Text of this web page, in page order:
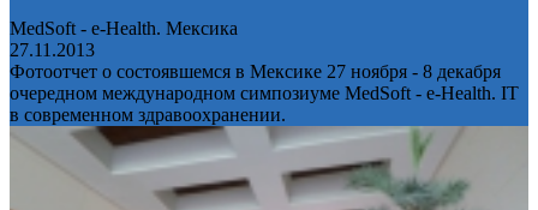
MedSoft - e-Health. Мексика
27.11.2013
Фотоотчет о состоявшемся в Мексике 27 ноября - 8 декабря
очередном международном симпозиуме MedSoft - e-Health. IT
в современном здравоохранении.